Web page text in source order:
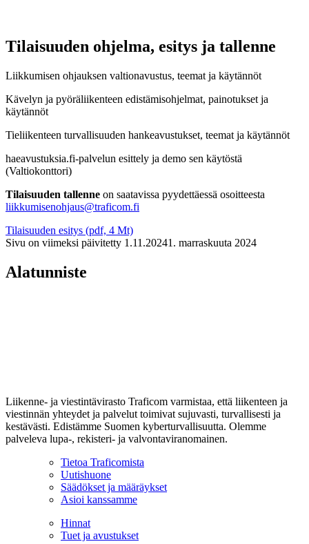
Tilaisuuden ohjelma, esitys ja tallenne
Liikkumisen ohjauksen valtionavustus, teemat ja käytännöt
Kävelyn ja pyöräliikenteen edistämisohjelmat, painotukset ja
käytännöt
Tieliikenteen turvallisuuden hankeavustukset, teemat ja käytännöt
haeavustuksia.fi-palvelun esittely ja demo sen käytöstä
(Valtiokonttori)
Tilaisuuden tallenne on saatavissa pyydettäessä osoitteesta
liikkumisenohjaus@traficom.fi
Tilaisuuden esitys (pdf, 4 Mt)
Sivu on viimeksi päivitetty 1.11.20241. marraskuuta 2024
Alatunniste
Liikenne- ja viestintävirasto Traficom varmistaa, että liikenteen ja
viestinnän yhteydet ja palvelut toimivat sujuvasti, turvallisesti ja
kestävästi. Edistämme Suomen kyberturvallisuutta. Olemme
palveleva lupa-, rekisteri- ja valvontaviranomainen.
Tietoa Traficomista
Uutishuone
Säädökset ja määräykset
Asioi kanssamme
Hinnat
Tuet ja avustukset